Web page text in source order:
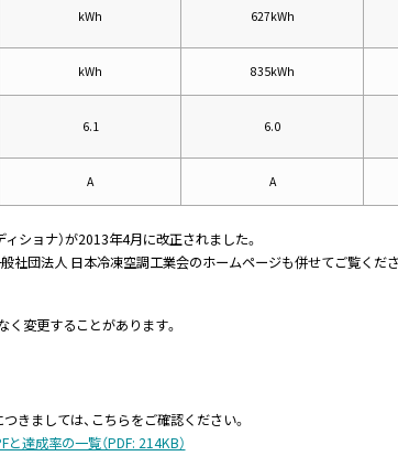
kWh 627kWh
kWh 835kWh
6.1 6.0
A A
ショナ）が2013年4月に改正されました。
社団法人 日本冷凍空調工業会のホームページも併せてご覧くださ
く変更することがあります。
きましては、こちらをご確認ください。
達成率の一覧（PDF: 214KB）